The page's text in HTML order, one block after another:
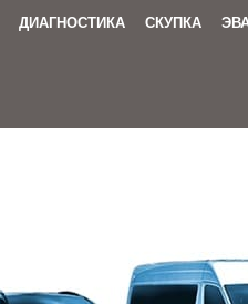
ДИАГНОСТИКА СКУПКА